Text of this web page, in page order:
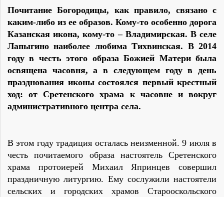
Почитание Богородицы, как правило, связано с
каким-либо из ее образов. Кому-то особенно дорога
Казанская икона, кому-то – Владимирская. В селе
Лапыгино наиболее любима Тихвинская. В 2014
году в честь этого образа Божией Матери была
освящена часовня, а в следующем году в день
празднования иконы состоялся первый крестный
ход: от Сретенского храма к часовне и вокруг
административного центра села.
В этом году традиция осталась неизменной. 9 июля в
честь почитаемого образа настоятель Сретенского
храма протоиерей Михаил Япринцев совершил
праздничную литургию. Ему сослужили настоятели
сельских и городских храмов Старооскольского